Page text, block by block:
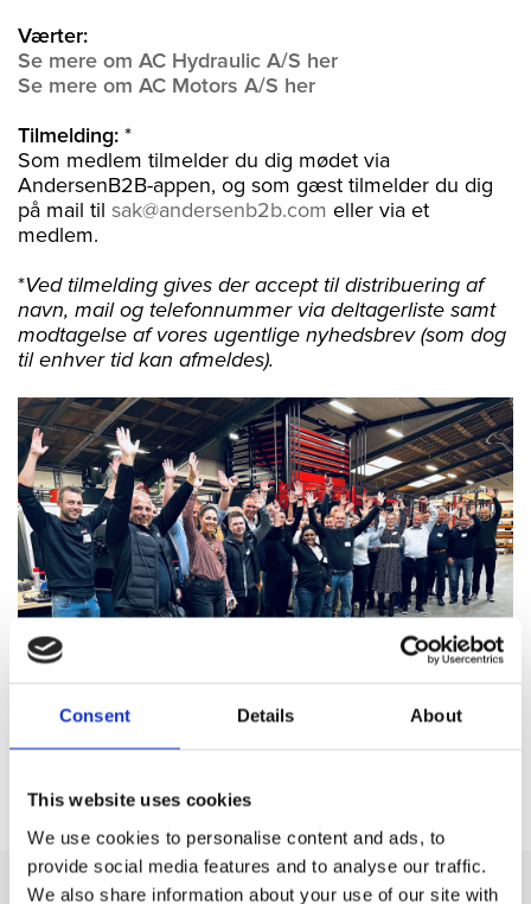
Consent Details About
This website uses cookies
We use cookies to personalise content and ads, to
provide social media features and to analyse our traffic.
We also share information about your use of our site with
Værter:
Se mere om AC Hydraulic A/S her
Se mere om AC Motors A/S her
Tilmelding: *
Som medlem tilmelder du dig mødet via
AndersenB2B-appen, og som gæst tilmelder du dig
på mail til sak@andersenb2b.com eller via et
medlem.
*Ved tilmelding gives der accept til distribuering af
navn, mail og telefonnummer via deltagerliste samt
modtagelse af vores ugentlige nyhedsbrev (som dog
til enhver tid kan afmeldes).